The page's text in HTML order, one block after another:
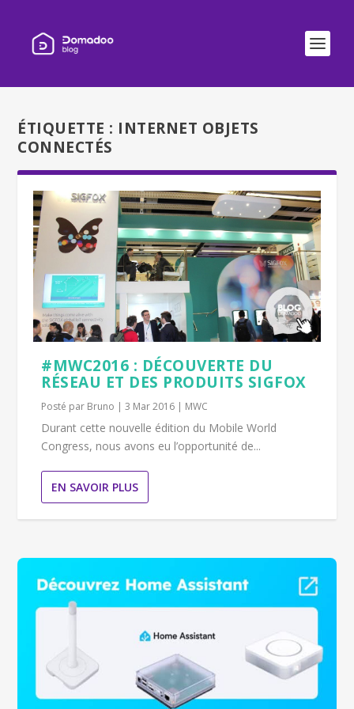
ÉTIQUETTE : INTERNET OBJETS
CONNECTÉS
#MWC2016 : DÉCOUVERTE DU
RÉSEAU ET DES PRODUITS SIGFOX
Posté par Bruno |3 Mar 2016 | MWC
Durant cette nouvelle édition du Mobile World
Congress, nous avons eu l’opportunité de...
EN SAVOIR PLUS